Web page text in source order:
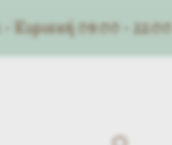
Κυριακή 09:00 - 22:00